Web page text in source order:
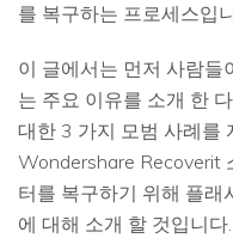
를 복구하는 프로세스입
이 글에서는 먼저 사람들
는 주요 이유를 소개 한
대한 3 가지 모범 사례를
Wondershare Recoverit
터를 복구하기 위해 플래
에 대해 소개 할 것입니다.